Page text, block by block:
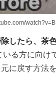
したら、茶
る方に向け
に戻す方法